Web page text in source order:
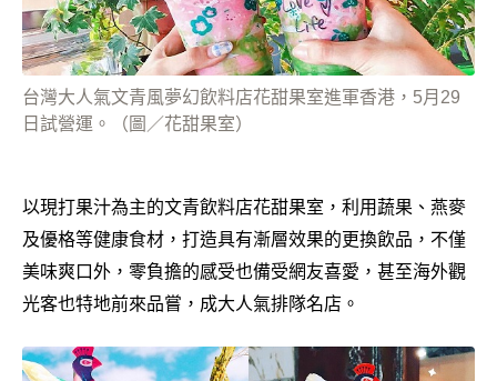
台灣大人氣文青風夢幻飲料店花甜果室進軍香港，5月29
日試營運。（圖／花甜果室）
以現打果汁為主的文青飲料店花甜果室，利用蔬果、燕麥
及優格等健康食材，打造具有漸層效果的更換飲品，不僅
美味爽口外，零負擔的感受也備受網友喜愛，甚至海外觀
光客也特地前來品嘗，成大人氣排隊名店。